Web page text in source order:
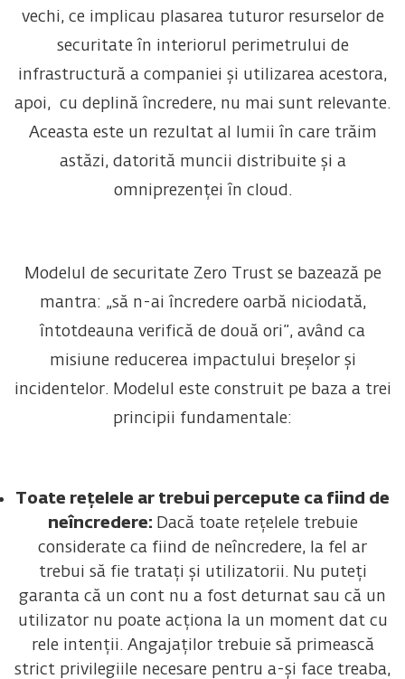
vechi, ce implicau plasarea tuturor resurselor de
securitate în interiorul perimetrului de
infrastructură a companiei și utilizarea acestora,
apoi, cu deplină încredere, nu mai sunt relevante.
Aceasta este un rezultat al lumii în care trăim
astăzi, datorită muncii distribuite și a
omniprezenței în cloud.
Modelul de securitate Zero Trust se bazează pe
mantra: „să n-ai încredere oarbă niciodată,
întotdeauna verifică de două ori”, având ca
misiune reducerea impactului breșelor și
incidentelor. Modelul este construit pe baza a trei
principii fundamentale:
Toate rețelele ar trebui percepute ca fiind de
neîncredere: Dacă toate rețelele trebuie
considerate ca fiind de neîncredere, la fel ar
trebui să fie tratați și utilizatorii. Nu puteți
garanta că un cont nu a fost deturnat sau că un
utilizator nu poate acționa la un moment dat cu
rele intenții. Angajaților trebuie să primească
strict privilegiile necesare pentru a-și face treaba,